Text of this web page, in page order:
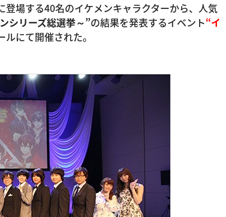
場する40名のイケメンキャラクターから、人気
シリーズ総選挙～”の結果を発表するイベント“イ
にて開催された。